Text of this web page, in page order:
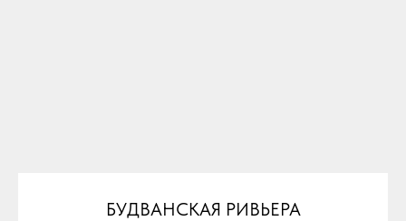
БУДВАНСКАЯ РИВЬЕРА